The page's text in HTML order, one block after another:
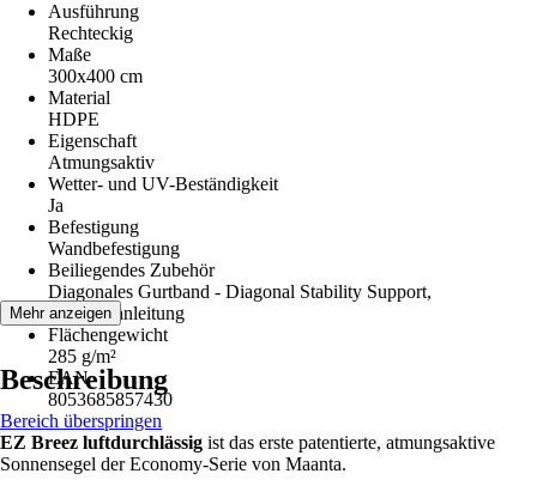
Ausführung
Rechteckig
Maße
300x400 cm
Material
HDPE
Eigenschaft
Atmungsaktiv
Wetter- und UV-Beständigkeit
Ja
Befestigung
Wandbefestigung
Beiliegendes Zubehör
Diagonales Gurtband - Diagonal Stability Support,
Montageanleitung
Flächengewicht
285 g/m²
EAN
8053685857430
Mehr anzeigen
Beschreibung
Bereich überspringen
EZ Breez luftdurchlässig ist das erste patentierte, atmungsaktive
Sonnensegel der Economy-Serie von Maanta.